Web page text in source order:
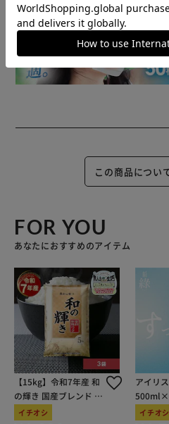
この商品につい
FOR YOU
あなたにおすすめのアイテム
【15kg】令和7年産 和
の輝き 国産ブレンド 5
kg×3袋
イチオシ
アイリ
100％使用
イチオシ